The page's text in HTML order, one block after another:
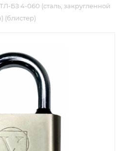
БЗ 4-060 (сталь, закругленной
(блистер)